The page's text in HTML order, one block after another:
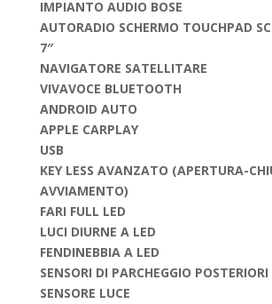
IMPIANTO AUDIO BOSE
AUTORADIO SCHERMO TOUCHPAD
7″
NAVIGATORE SATELLITARE
VIVAVOCE BLUETOOTH
ANDROID AUTO
APPLE CARPLAY
USB
KEY LESS AVANZATO (APERTURA-
AVVIAMENTO)
FARI FULL LED
LUCI DIURNE A LED
FENDINEBBIA A LED
SENSORI DI PARCHEGGIO POSTERIORI
SENSORE LUCE